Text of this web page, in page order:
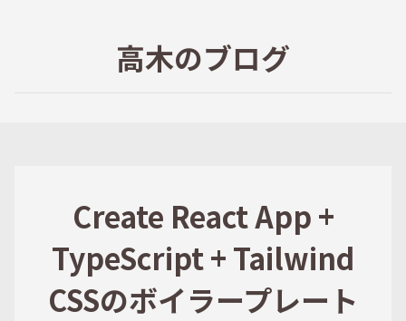
高木のブログ
Create React App +
TypeScript + Tailwind
CSSのボイラープレート